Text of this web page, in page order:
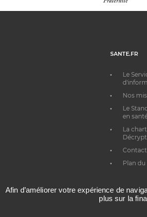
SANTE.FR
Le
Nos
Le
en
La
Contact
Plan du
Afin d’améliorer votre expérience de
plus sur la